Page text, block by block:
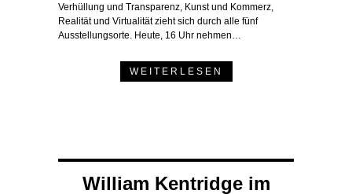
Verhüllung und Transparenz, Kunst und Kommerz,
Realität und Virtualität zieht sich durch alle fünf
Ausstellungsorte. Heute, 16 Uhr nehmen…
WEITERLESEN
William Kentridge im